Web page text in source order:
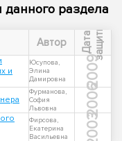
раздела
Автор Д
а
т
а
з
а
щ
и
т ы
и
Юсупова,
Элина
Дамировна
2009
Фурманова,
София
Львовна
2006
Фирсова,
Екатерина
Васильевна
2003